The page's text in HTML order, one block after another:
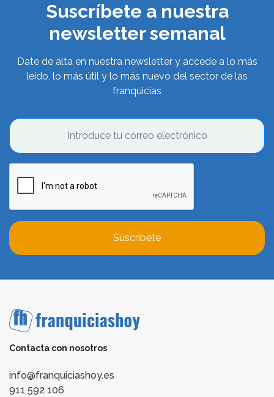
Suscríbete a nuestra
newsletter semanal
Date de alta en nuestra newsletter y accede a lo más
leído, lo más útil y lo más nuevo del sector de las
franquicias
Suscríbete
Contacta con nosotros
info@franquiciashoy.es
911 592 106